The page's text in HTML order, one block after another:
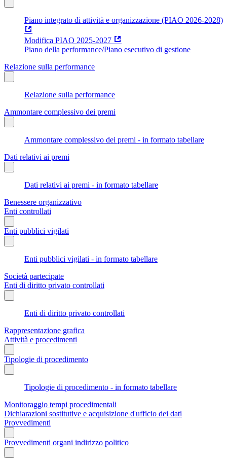
Piano integrato di attività e organizzazione (PIAO 2026-2028)
Modifica PIAO 2025-2027
Piano della performance/Piano esecutivo di gestione
Relazione sulla performance
Relazione sulla performance
Ammontare complessivo dei premi
Ammontare complessivo dei premi - in formato tabellare
Dati relativi ai premi
Dati relativi ai premi - in formato tabellare
Benessere organizzativo
Enti controllati
Enti pubblici vigilati
Enti pubblici vigilati - in formato tabellare
Società partecipate
Enti di diritto privato controllati
Enti di diritto privato controllati
Rappresentazione grafica
Attività e procedimenti
Tipologie di procedimento
Tipologie di procedimento - in formato tabellare
Monitoraggio tempi procedimentali
Dichiarazioni sostitutive e acquisizione d'ufficio dei dati
Provvedimenti
Provvedimenti organi indirizzo politico